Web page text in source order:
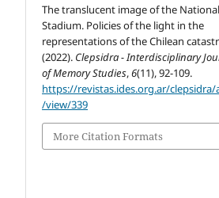
The translucent image of the National
Stadium. Policies of the light in the
representations of the Chilean
(2022). Clepsidra - Interdisciplinary
of Memory Studies,6(11), 92-109.
https://revistas.ides.org.ar/clepsidra/
/view/339
More Citation Formats